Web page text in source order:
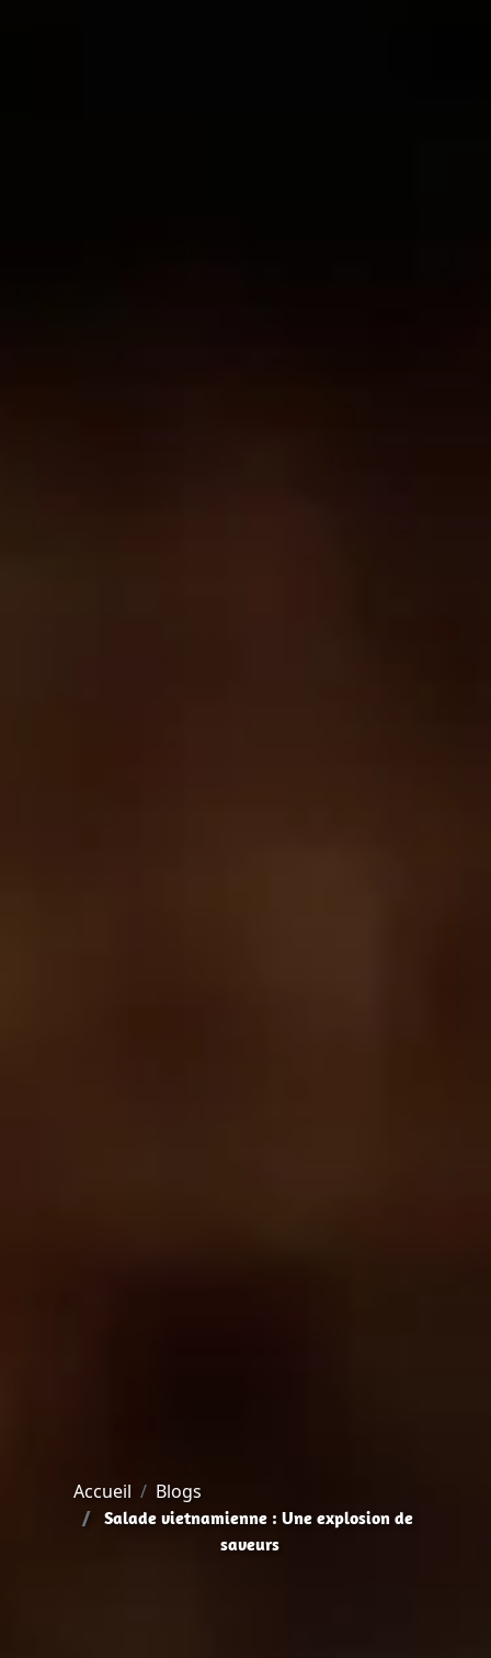
Accueil Blogs
Salade vietnamienne : Une explosion de
saveurs